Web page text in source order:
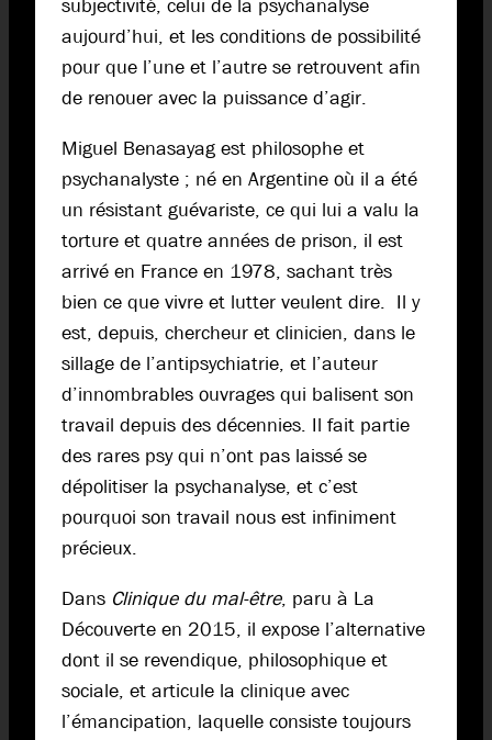
subjectivité, celui de la psychanalyse
aujourd’hui, et les conditions de possibilité
pour que l’une et l’autre se retrouvent afin
de renouer avec la puissance d’agir.
Miguel Benasayag est philosophe et
psychanalyste ; né en Argentine où il a été
un résistant guévariste, ce qui lui a valu la
torture et quatre années de prison, il est
arrivé en France en 1978, sachant très
bien ce que vivre et lutter veulent dire. Il y
est, depuis, chercheur et clinicien, dans le
sillage de l’antipsychiatrie, et l’auteur
d’innombrables ouvrages qui balisent son
travail depuis des décennies. Il fait partie
des rares psy qui n’ont pas laissé se
dépolitiser la psychanalyse, et c’est
pourquoi son travail nous est infiniment
précieux.
Dans Clinique du mal-être, paru à La
Découverte en 2015, il expose l’alternative
dont il se revendique, philosophique et
sociale, et articule la clinique avec
l’émancipation, laquelle consiste toujours